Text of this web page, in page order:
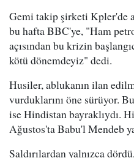
Gemi takip şirketi Kpler'de
bu hafta BBC'ye, "Ham
açısından bu krizin
kötü dönemdeyiz" dedi.
Husiler, ablukanın ilan
vurduklarını öne sürüyor.
ise Hindistan bayraklıydı.
Ağustos'ta Babu'l Mendeb
Saldırılardan yalnızca